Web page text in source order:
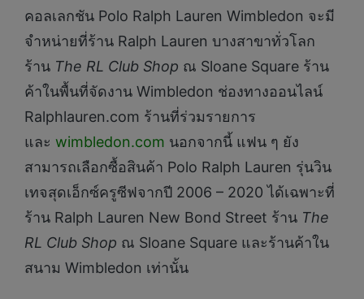
คอลเลกชัน Polo Ralph Lauren Wimbledon จะมี
จำหน่ายที่ร้าน Ralph Lauren บางสาขาทั่วโลก
ร้าน The RL Club Shop ณ Sloane Square ร้าน
ค้าในพื้นที่จัดงาน Wimbledon ช่องทางออนไลน์
Ralphlauren.com ร้านที่ร่วมรายการ
และ wimbledon.com นอกจากนี้ แฟน ๆ ยัง
สามารถเลือกซื้อสินค้า Polo Ralph Lauren รุ่นวิน
เทจสุดเอ็กซ์ครูซีฟจากปี 2006 – 2020 ได้เฉพาะที่
ร้าน Ralph Lauren New Bond Street ร้าน The
RL Club Shop ณ Sloane Square และร้านค้าใน
สนาม Wimbledon เท่านั้น